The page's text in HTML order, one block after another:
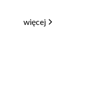
więcej